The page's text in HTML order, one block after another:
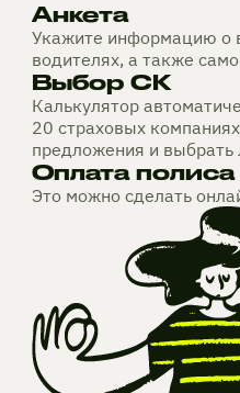
Анкета
Укажите информацию о
водителях, а также
Выбор СК
Калькулятор
20 страховых
предложения и выбрать
Оплата полиса
Это можно сделать